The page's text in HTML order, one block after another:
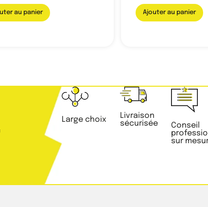
au panier Ajouter au panier
Large choix
Livraison
sécurisée
Conseil
sur